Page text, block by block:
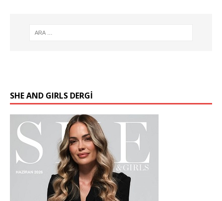
SHE AND GIRLS DERGİ